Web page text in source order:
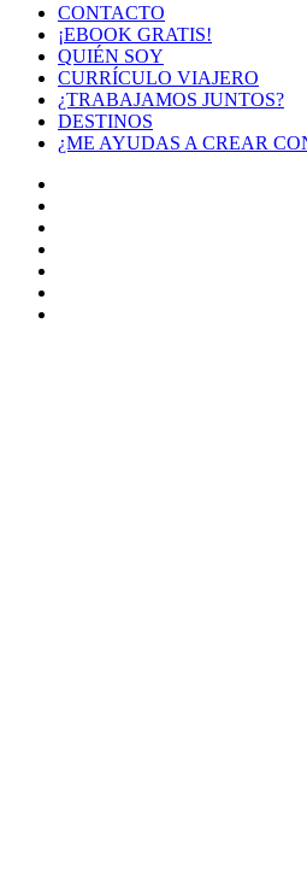
CONTACTO
¡EBOOK GRATIS!
QUIÉN SOY
CURRÍCULO VIAJERO
¿TRABAJAMOS JUNTOS?
DESTINOS
¿ME AYUDAS A CREAR